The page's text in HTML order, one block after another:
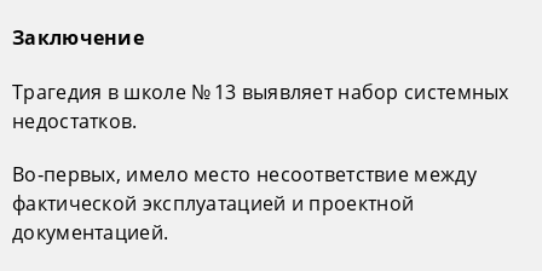
Заключение
Трагедия в школе № 13 выявляет набор системных
недостатков.
Во‑первых, имело место несоответствие между
фактической эксплуатацией и проектной
документацией.